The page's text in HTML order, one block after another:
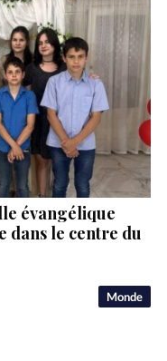
Monde
évangélique
dans le centre du